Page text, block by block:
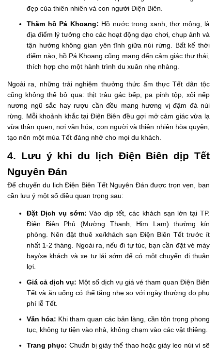
đẹp của thiên nhiên và con người Điện Biên.
Thăm hồ Pá Khoang: Hồ nước trong xanh, thơ mộng, là
địa điểm lý tưởng cho các hoạt động dạo chơi, chụp ảnh và
tận hưởng không gian yên tĩnh giữa núi rừng. Bất kể thời
điểm nào, hồ Pá Khoang cũng mang đến cảm giác thư thái,
thích hợp cho một hành trình du xuân nhẹ nhàng.
Ngoài ra, những trải nghiệm thưởng thức ẩm thực Tết dân tộc
cũng không thể bỏ qua: thịt trâu gác bếp, pa pỉnh tộp, xôi nếp
nương ngũ sắc hay rượu cần đều mang hương vị đậm đà núi
rừng. Mỗi khoảnh khắc tại Điện Biên đều gợi mở cảm giác vừa lạ
vừa thân quen, nơi văn hóa, con người và thiên nhiên hòa quyện,
tạo nên một mùa Tết đáng nhớ cho mọi du khách.
4. Lưu ý khi du lịch Điện Biên dịp Tết
Nguyên Đán
Để chuyến du lịch Điện Biên Tết Nguyên Đán được trọn vẹn, bạn
cần lưu ý một số điều quan trọng sau:
Đặt Dịch vụ sớm: Vào dịp tết, các khách sạn lớn tại TP.
Điện Biên Phủ (Mường Thanh, Him Lam) thường kín
phòng. Nên đặt thuê xe/khách sạn Điện Biên Tết trước ít
nhất 1-2 tháng. Ngoài ra, nếu đi tự túc, bạn cần đặt vé máy
bay/xe khách và xe tự lái sớm để có một chuyến đi thuận
lợi.
Giá cả dịch vụ: Một số dịch vụ giá vé tham quan Điện Biên
Tết và ăn uống có thể tăng nhẹ so với ngày thường do phụ
phí lễ Tết.
Văn hóa: Khi tham quan các bản làng, cần tôn trọng phong
tục, không tự tiện vào nhà, không chạm vào các vật thiêng.
Trang phục: Chuẩn bị giày thể thao hoặc giày leo núi vì sẽ